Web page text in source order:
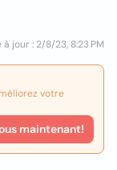
jour : 2/8/23, 8:23 PM
votre
maintenant!